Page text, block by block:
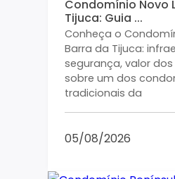
Condomínio Novo
Tijuca: Guia ...
Conheça o
Barra da Tijuca:
segurança, valor
sobre um dos
tradicionais da
05/08/2026